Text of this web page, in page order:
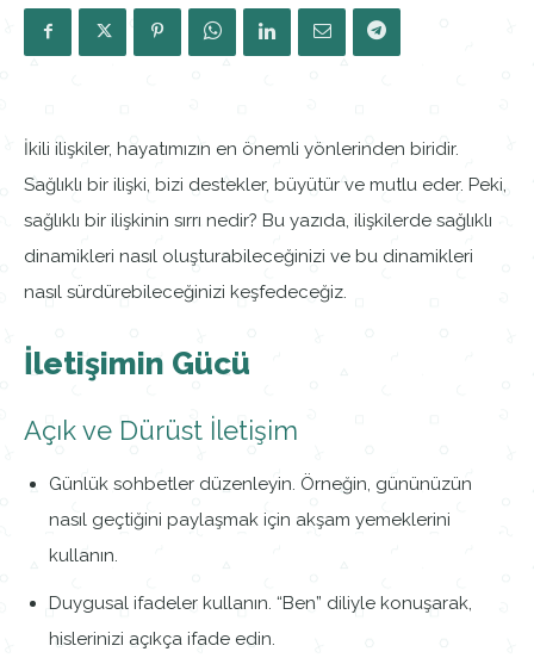
İkili ilişkiler, hayatımızın en önemli yönlerinden biridir.
Sağlıklı bir ilişki, bizi destekler, büyütür ve mutlu eder. Peki,
sağlıklı bir ilişkinin sırrı nedir? Bu yazıda, ilişkilerde sağlıklı
dinamikleri nasıl oluşturabileceğinizi ve bu dinamikleri
nasıl sürdürebileceğinizi keşfedeceğiz.
İletişimin Gücü
Açık ve Dürüst İletişim
Günlük sohbetler düzenleyin. Örneğin, gününüzün
nasıl geçtiğini paylaşmak için akşam yemeklerini
kullanın.
Duygusal ifadeler kullanın. “Ben” diliyle konuşarak,
hislerinizi açıkça ifade edin.